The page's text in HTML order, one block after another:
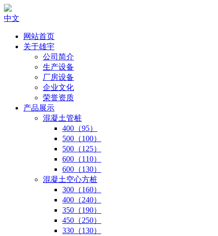
中文
网站首页
关于雄宇
公司简介
生产设备
厂房设备
企业文化
荣誉资质
产品展示
混凝土管桩
400（95）
500（100）
500（125）
600（110）
600（130）
混凝土空心方桩
300（160）
400（240）
350（190）
450（250）
330（130）